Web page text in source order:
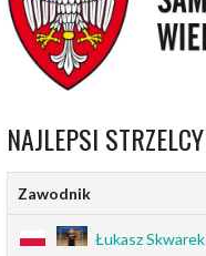
NAJLEPSI STRZELCY
Zawodnik
Łukasz Skwarek